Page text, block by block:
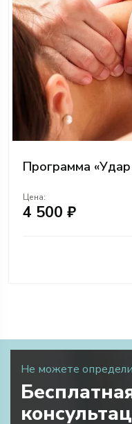
Программа «Удар
Цена:
4 500 ₽
Не можете